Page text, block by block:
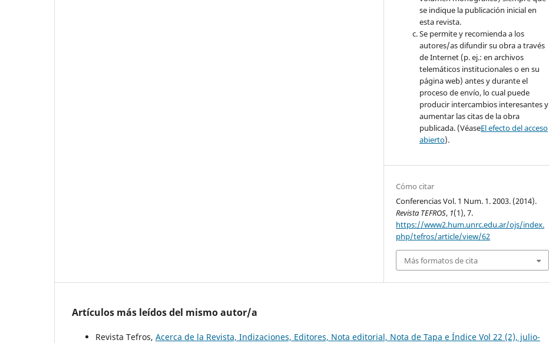
se indique la publicación inicial en
esta revista.
Se permite y recomienda a los
autores/as difundir su obra a través
de Internet (p. ej.: en archivos
telemáticos institucionales o en su
página web) antes y durante el
proceso de envío, lo cual puede
producir intercambios interesantes y
aumentar las citas de la obra
publicada. (VéaseEl efecto del acceso
abierto).
Cómo citar
Conferencias Vol. 1 Num. 1. 2003. (2014).
Revista TEFROS, 1(1), 7.
https://www2.hum.unrc.edu.ar/ojs/index.
php/tefros/article/view/62
Más formatos de cita
Artículos más leídos del mismo autor/a
Revista Tefros, Acerca de la Revista, Indizaciones, Editores, Nota editorial, Nota de Tapa e Índice Vol 22 (2), julio-